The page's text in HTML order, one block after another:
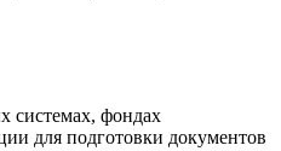
системах, фондах
для подготовки документов